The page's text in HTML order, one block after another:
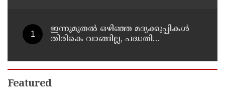
ഇന്നുമുതല്‍ ഒഴിഞ്ഞ മദ്യക്കുപ്പികള്‍
തിരികെ വാങ്ങില്ല, പദ്ധതി
പ്രദര്‍ശിപ്പിക്കും
Featured